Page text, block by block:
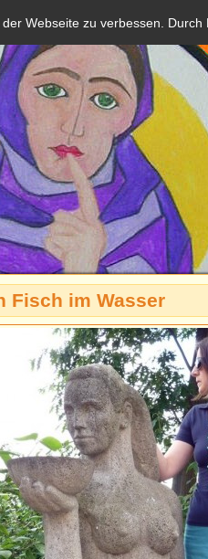
Webseite zu verbessen. Durch
Fisch im Wasser